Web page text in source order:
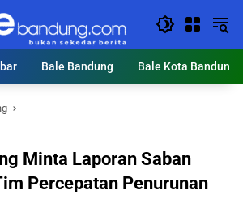
Bale Bandung Bale Kota Bandung
Minta Laporan Saban
Percepatan Penurunan